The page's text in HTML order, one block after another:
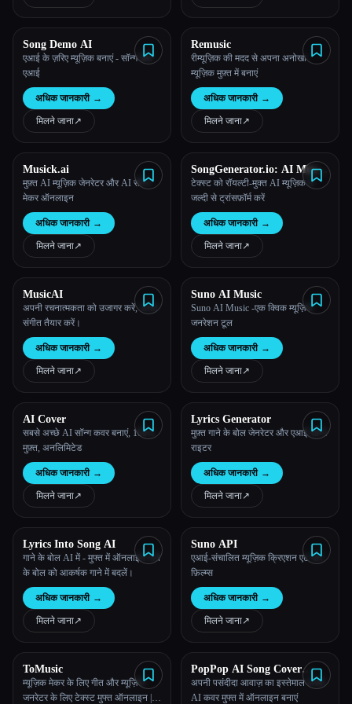
Song Demo AI
एआई के ज़रिए म्यूज़िक बनाएं - सॉन्ग डेमो
एआई
अधिक जानकारी →
मिलने जाना↗︎
Remusic
रीम्यूज़िक की मदद से अपना अनोखा
म्यूज़िक मुफ़्त में बनाएं
अधिक जानकारी →
मिलने जाना↗︎
Musick.ai
मुफ़्त AI म्यूज़िक जेनरेटर और AI सॉन्ग
मेकर ऑनलाइन
अधिक जानकारी →
मिलने जाना↗︎
SongGenerator.io: AI Music
Generator Free Online
टेक्स्ट को रॉयल्टी-मुक्त AI म्यूज़िक में
जल्दी से ट्रांसफ़ॉर्म करें
अधिक जानकारी →
मिलने जाना↗︎
MusicAI
अपनी रचनात्मकता को उजागर करें, अनंत
संगीत तैयार करें।
अधिक जानकारी →
मिलने जाना↗︎
Suno AI Music
Suno AI Music -एक क्विक म्यूज़िक
जनरेशन टूल
अधिक जानकारी →
मिलने जाना↗︎
AI Cover
सबसे अच्छे AI सॉन्ग कवर बनाएं, 100%
मुफ़्त, अनलिमिटेड
अधिक जानकारी →
मिलने जाना↗︎
Lyrics Generator
मुफ़्त गाने के बोल जेनरेटर और एआई सॉन्ग
राइटर
अधिक जानकारी →
मिलने जाना↗︎
Lyrics Into Song AI
गाने के बोल AI में - मुफ्त में ऑनलाइन गाने
के बोल को आकर्षक गाने में बदलें।
अधिक जानकारी →
मिलने जाना↗︎
Suno API
एआई-संचालित म्यूज़िक क्रिएशन एट योर
फ़िल्म्स
अधिक जानकारी →
मिलने जाना↗︎
ToMusic
म्यूज़िक मेकर के लिए गीत और म्यूज़िक
जनरेटर के लिए टेक्स्ट मुफ्त ऑनलाइन |
PopPop AI Song Cover
Generator
अपनी पसंदीदा आवाज़ का इस्तेमाल करके
AI कवर मुफ्त में ऑनलाइन बनाएं